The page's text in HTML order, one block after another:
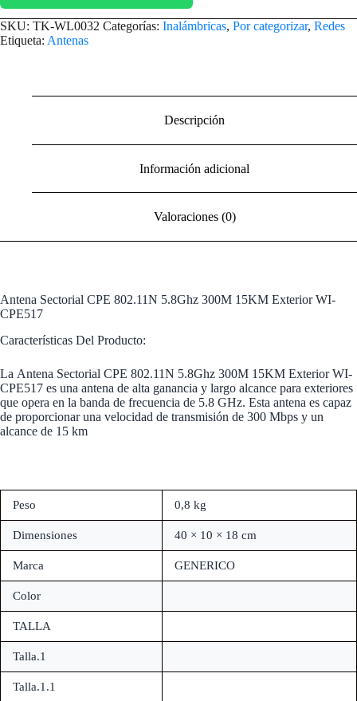
SKU: TK-WL0032 Categorías: Inalámbricas, Por categorizar, Redes
Etiqueta: Antenas
Descripción
Información adicional
Valoraciones (0)
Antena Sectorial CPE 802.11N 5.8Ghz 300M 15KM Exterior WI-
CPE517
Características Del Producto:
La Antena Sectorial CPE 802.11N 5.8Ghz 300M 15KM Exterior WI-
CPE517 es una antena de alta ganancia y largo alcance para exteriores
que opera en la banda de frecuencia de 5.8 GHz. Esta antena es capaz
de proporcionar una velocidad de transmisión de 300 Mbps y un
alcance de 15 km
Peso 0,8 kg
Dimensiones 40 × 10 × 18 cm
Marca GENERICO
Color
TALLA
Talla.1
Talla.1.1